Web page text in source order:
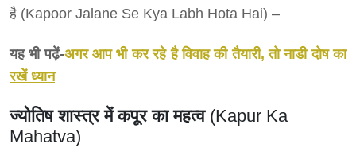
है (Kapoor Jalane Se Kya Labh Hota Hai) –
यह भी पढ़ें-अगर आप भी कर रहे है विवाह की तैयारी, तो नाडी दोष का
रखें ध्यान
ज्योतिष शास्त्र में कपूर का महत्व(Kapur Ka
Mahatva)